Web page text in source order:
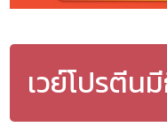
เวย์โปรตีน